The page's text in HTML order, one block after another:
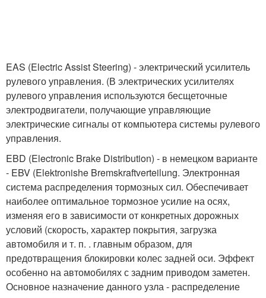
EAS (Electric Assist Steering) - электрический усилитель
рулевого управления. (В электрических усилителях
рулевого управления используются бесщеточные
электродвигатели, получающие управляющие
электрические сигналы от компьютера системы рулевого
управления.
EBD (Electronic Brake Distribution) - в немецком варианте
- EBV (Elektronishe Bremskraftverteilung. Электронная
система распределения тормозных сил. Обеспечивает
наиболее оптимальное тормозное усилие на осях,
изменяя его в зависимости от конкретных дорожных
условий (скорость, характер покрытия, загрузка
автомобиля и т. п. . главным образом, для
предотвращения блокировки колес задней оси. Эффект
особенно на автомобилях с задним приводом заметен.
Основное назначение данного узла - распределение